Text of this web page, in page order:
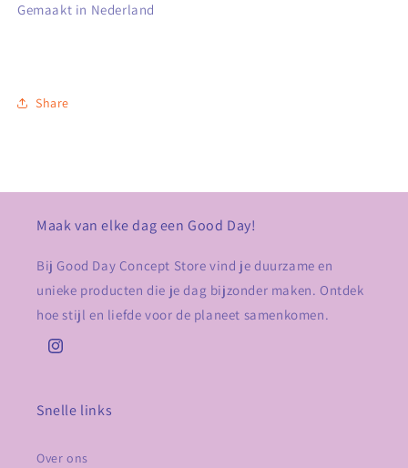
Gemaakt in Nederland
Share
Maak van elke dag een Good Day!
Bij Good Day Concept Store vind je duurzame en
unieke producten die je dag bijzonder maken. Ontdek
hoe stijl en liefde voor de planeet samenkomen.
Instagram
Snelle links
Over ons